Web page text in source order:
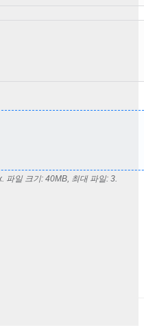
파일 크기: 40MB, 최대 파일: 3.